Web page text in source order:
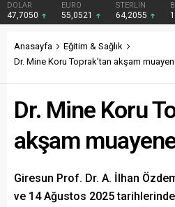
DOLAR
47,7050
EURO
55,0521
STERLİN
64,2055
Anasayfa
Eğitim & Sağlık
Dr. Mine Koru Toprak’tan akşam
Dr. Mine Koru
akşam
Giresun Prof. Dr. A. İlhan
ve 14 Ağustos 2025 tarihlerinde